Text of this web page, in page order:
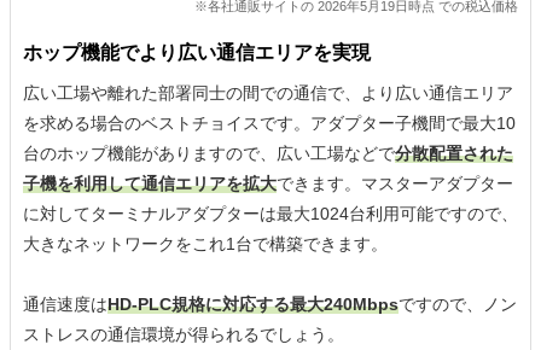
※各社通販サイトの 2026年5月19日時点 での税込価格
ホップ機能でより広い通信エリアを実現
広い工場や離れた部署同士の間での通信で、より広い通信エリア
を求める場合のベストチョイスです。アダプター子機間で最大10
台のホップ機能がありますので、広い工場などで分散配置された
子機を利用して通信エリアを拡大できます。マスターアダプター
に対してターミナルアダプターは最大1024台利用可能ですので、
大きなネットワークをこれ1台で構築できます。
通信速度はHD-PLC規格に対応する最大240Mbpsですので、ノン
ストレスの通信環境が得られるでしょう。